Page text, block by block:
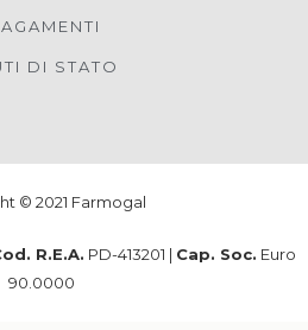
DI STATO
© 2021 Farmogal
R.E.A. PD-413201 | Cap. Soc. Euro
90.0000